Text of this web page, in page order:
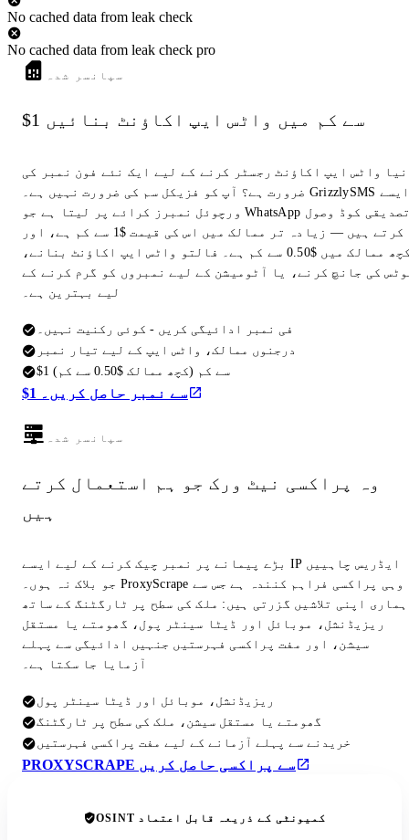
No cached data from leak check
No cached data from leak check pro
سپانسر شدہ
$1 سے کم میں واٹس ایپ اکاؤنٹ بنائیں
نیا واٹس ایپ اکاؤنٹ رجسٹر کرنے کے لیے ایک نئے فون نمبر کی
ضرورت ہے؟ آپ کو فزیکل سم کی ضرورت نہیں ہے۔ GrizzlySMS ایسے
ورچوئل نمبرز کرائے پر لیتا ہے جو WhatsApp تصدیقی کوڈ وصول
کرتے ہیں — زیادہ تر ممالک میں اس کی قیمت $1 سے کم ہے، اور
کچھ ممالک میں $0.50 سے کم ہے۔ فالتو واٹس ایپ اکاؤنٹ بنانے،
کی جانچ کرنے، یا آٹومیشن کے لیے نمبروں کو گرم کرنے کے
لیے بہترین ہے۔
فی نمبر ادائیگی کریں - کوئی رکنیت نہیں۔
درجنوں ممالک، واٹس ایپ کے لیے تیار نمبر
$1 سے کم (کچھ ممالک $0.50 سے کم)
$1 سے نمبر حاصل کریں۔
سپانسر شدہ
وہ پراکسی نیٹ ورک جو ہم استعمال کرتے
ہیں
بڑے پیمانے پر نمبر چیک کرنے کے لیے ایسے IP ایڈریس چاہییں
جو بلاک نہ ہوں۔ ProxyScrape وہی پراکسی فراہم کنندہ ہے جس سے
ہماری اپنی تلاشیں گزرتی ہیں: ملک کی سطح پر ٹارگٹنگ کے ساتھ
ریزیڈنشل، موبائل اور ڈیٹا سینٹر پول، گھومتے یا مستقل
سیشن، اور مفت پراکسی فہرستیں جنہیں ادائیگی سے پہلے
آزمایا جا سکتا ہے۔
ریزیڈنشل، موبائل اور ڈیٹا سینٹر پول
گھومتے یا مستقل سیشن، ملک کی سطح پر ٹارگٹنگ
خریدنے سے پہلے آزمانے کے لیے مفت پراکسی فہرستیں
PROXYSCRAPE سے پراکسی حاصل کریں
OSINT کمیونٹی کے ذریعہ قابل اعتماد